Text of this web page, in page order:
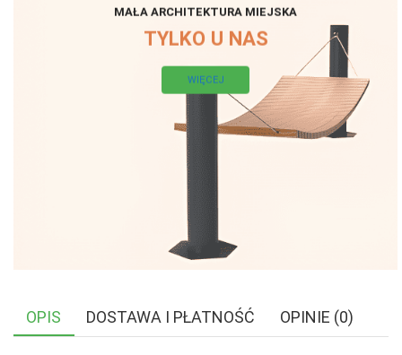
MAŁA ARCHITEKTURA MIEJSKA
TYLKO U NAS
WIĘCEJ
OPIS DOSTAWA I PŁATNOŚĆ OPINIE (0)